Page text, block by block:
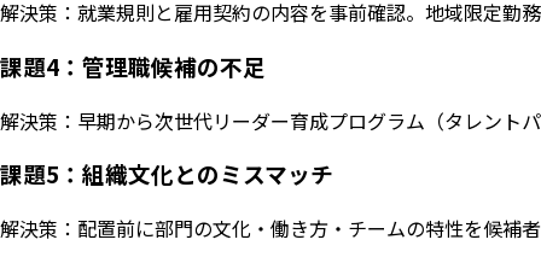
解決策：就業規則と雇用契約の内容を事前確認。地域限定勤
課題4：管理職候補の不足
解決策：早期から次世代リーダー育成プログラム（タレント
課題5：組織文化とのミスマッチ
解決策：配置前に部門の文化・働き方・チームの特性を候補